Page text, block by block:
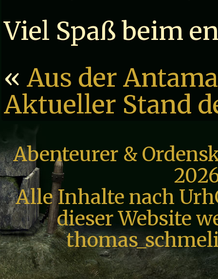
Viel Spaß beim
« Aus der
Aktueller Stand
Abenteurer &
Alle Inhalte nach
dieser Website